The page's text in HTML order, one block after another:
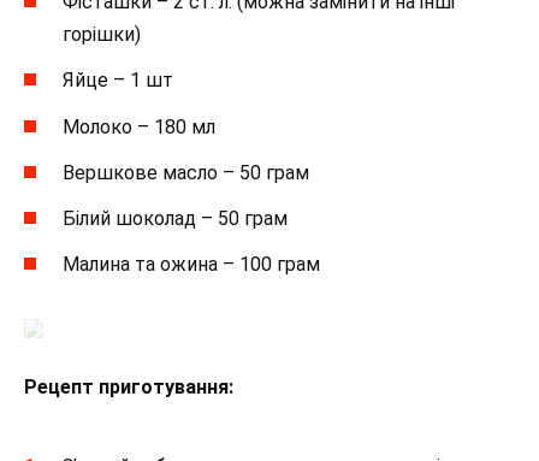
горішки)
Яйце – 1 шт
Молоко – 180 мл
Вершкове масло – 50 грам
Білий шоколад – 50 грам
Малина та ожина – 100 грам
Рецепт приготування: